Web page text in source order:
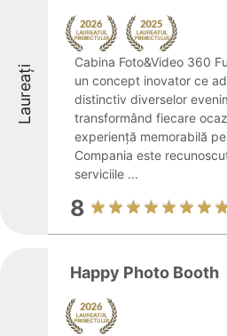
Laureați
Cabina Foto&Video 360
un concept inovator ce
distinctiv diverselor
transformând fiecare
experiență memorabilă
Compania este
serviciile ...
8
Happy Photo Booth